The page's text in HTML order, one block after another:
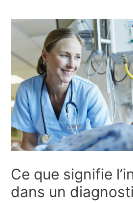
Ce que signifie
dans un